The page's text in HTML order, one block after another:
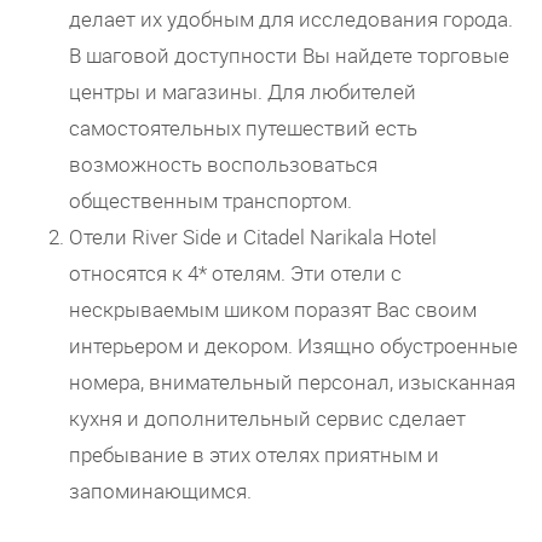
делает их удобным для исследования города.
В шаговой доступности Вы найдете торговые
центры и магазины. Для любителей
самостоятельных путешествий есть
возможность воспользоваться
общественным транспортом.
Отели River Side и Citadel Narikala Hotel
относятся к 4* отелям. Эти отели с
нескрываемым шиком поразят Вас своим
интерьером и декором. Изящно обустроенные
номера, внимательный персонал, изысканная
кухня и дополнительный сервис сделает
пребывание в этих отелях приятным и
запоминающимся.